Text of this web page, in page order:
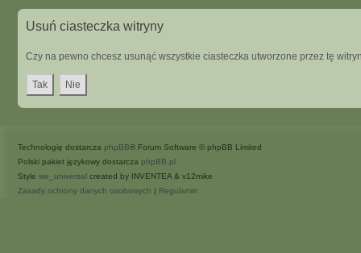
Usuń ciasteczka witryny
Czy na pewno chcesz usunąć wszystkie ciasteczka utworzone przez tę
Technologię dostarcza phpBB® Forum Software © phpBB Limited
Polski pakiet językowy dostarcza phpBB.pl
Style we_universal created by INVENTEA & v12mike
Zasady ochrony danych osobowych | Regulamin